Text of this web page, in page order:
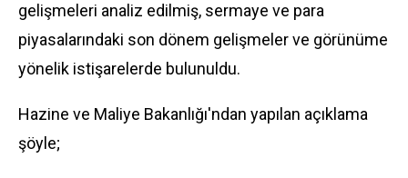
gelişmeleri analiz edilmiş, sermaye ve para
piyasalarındaki son dönem gelişmeler ve görünüme
yönelik istişarelerde bulunuldu.
Hazine ve Maliye Bakanlığı'ndan yapılan açıklama
şöyle;